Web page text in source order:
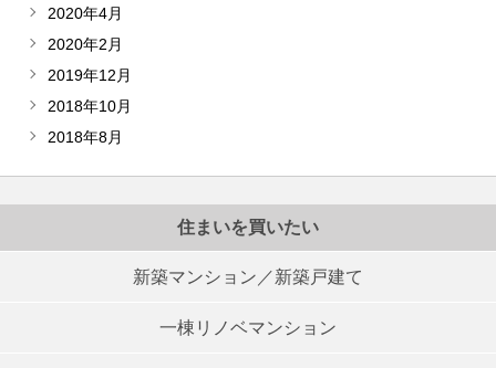
2020年4月
2020年2月
2019年12月
2018年10月
2018年8月
住まいを買いたい
新築マンション／新築戸建て
一棟リノベマンション